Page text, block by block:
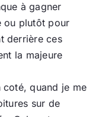
à gagner
ou plutôt pour
derrière ces
la majeure
quand je me
sur de